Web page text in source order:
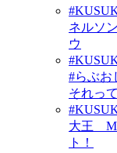
ネルソ
ウ
#らぶお
それっ
大王 M-
ト！